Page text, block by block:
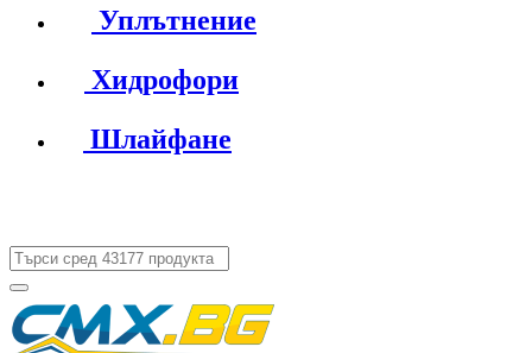
Уплътнение
Хидрофори
Шлайфане